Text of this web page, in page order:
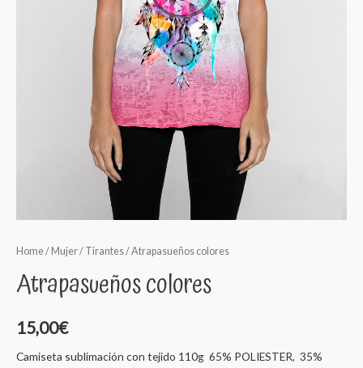
Home/ Mujer/ Tirantes/ Atrapasueños colores
Atrapasueños colores
15,00€
Camiseta sublimación con tejido 110g 65% POLIESTER, 35%